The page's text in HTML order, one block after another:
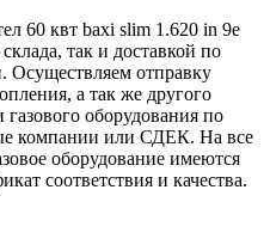
60 квт baxi slim 1.620 in 9e
так и доставкой по
отправку
а так же другого
оборудования по
компании или СДЕК. На все
оборудование имеются
соответствия и качества.